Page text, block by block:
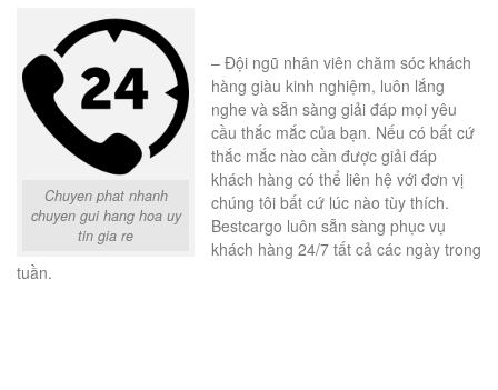
Chuyen phat nhanh
chuyen gui hang hoa uy
tin gia re
– Đội ngũ nhân viên chăm sóc khách
hàng giàu kinh nghiệm, luôn lắng
nghe và sẵn sàng giải đáp mọi yêu
cầu thắc mắc của bạn. Nếu có bất cứ
thắc mắc nào cần được giải đáp
khách hàng có thể liên hệ với đơn vị
chúng tôi bất cứ lúc nào tùy thích.
Bestcargo luôn sẵn sàng phục vụ
khách hàng 24/7 tất cả các ngày trong
tuần.